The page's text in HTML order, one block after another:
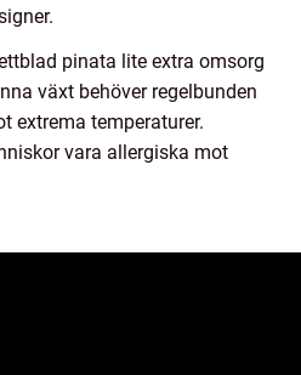
pinata lite extra omsorg
växt behöver regelbunden
extrema temperaturer.
vara allergiska mot